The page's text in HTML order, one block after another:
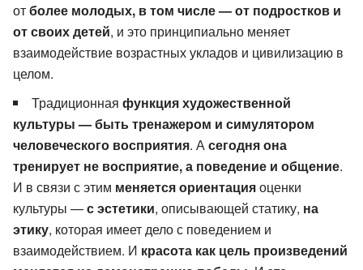
отболее молодых, в том числе — от подростков и
от своих детей, и это принципиально меняет
взаимодействие возрастных укладов и цивилизацию в
целом.
Традиционная функция художественной
культуры — быть тренажером и симулятором
человеческого восприятия. Асегодня она
тренирует не восприятие, а поведение и общение.
И в связи с этим меняется ориентацияоценки
культуры —с эстетики, описывающей статику, на
этику, которая имеет дело с поведением и
взаимодействием. И красота как цель произведений